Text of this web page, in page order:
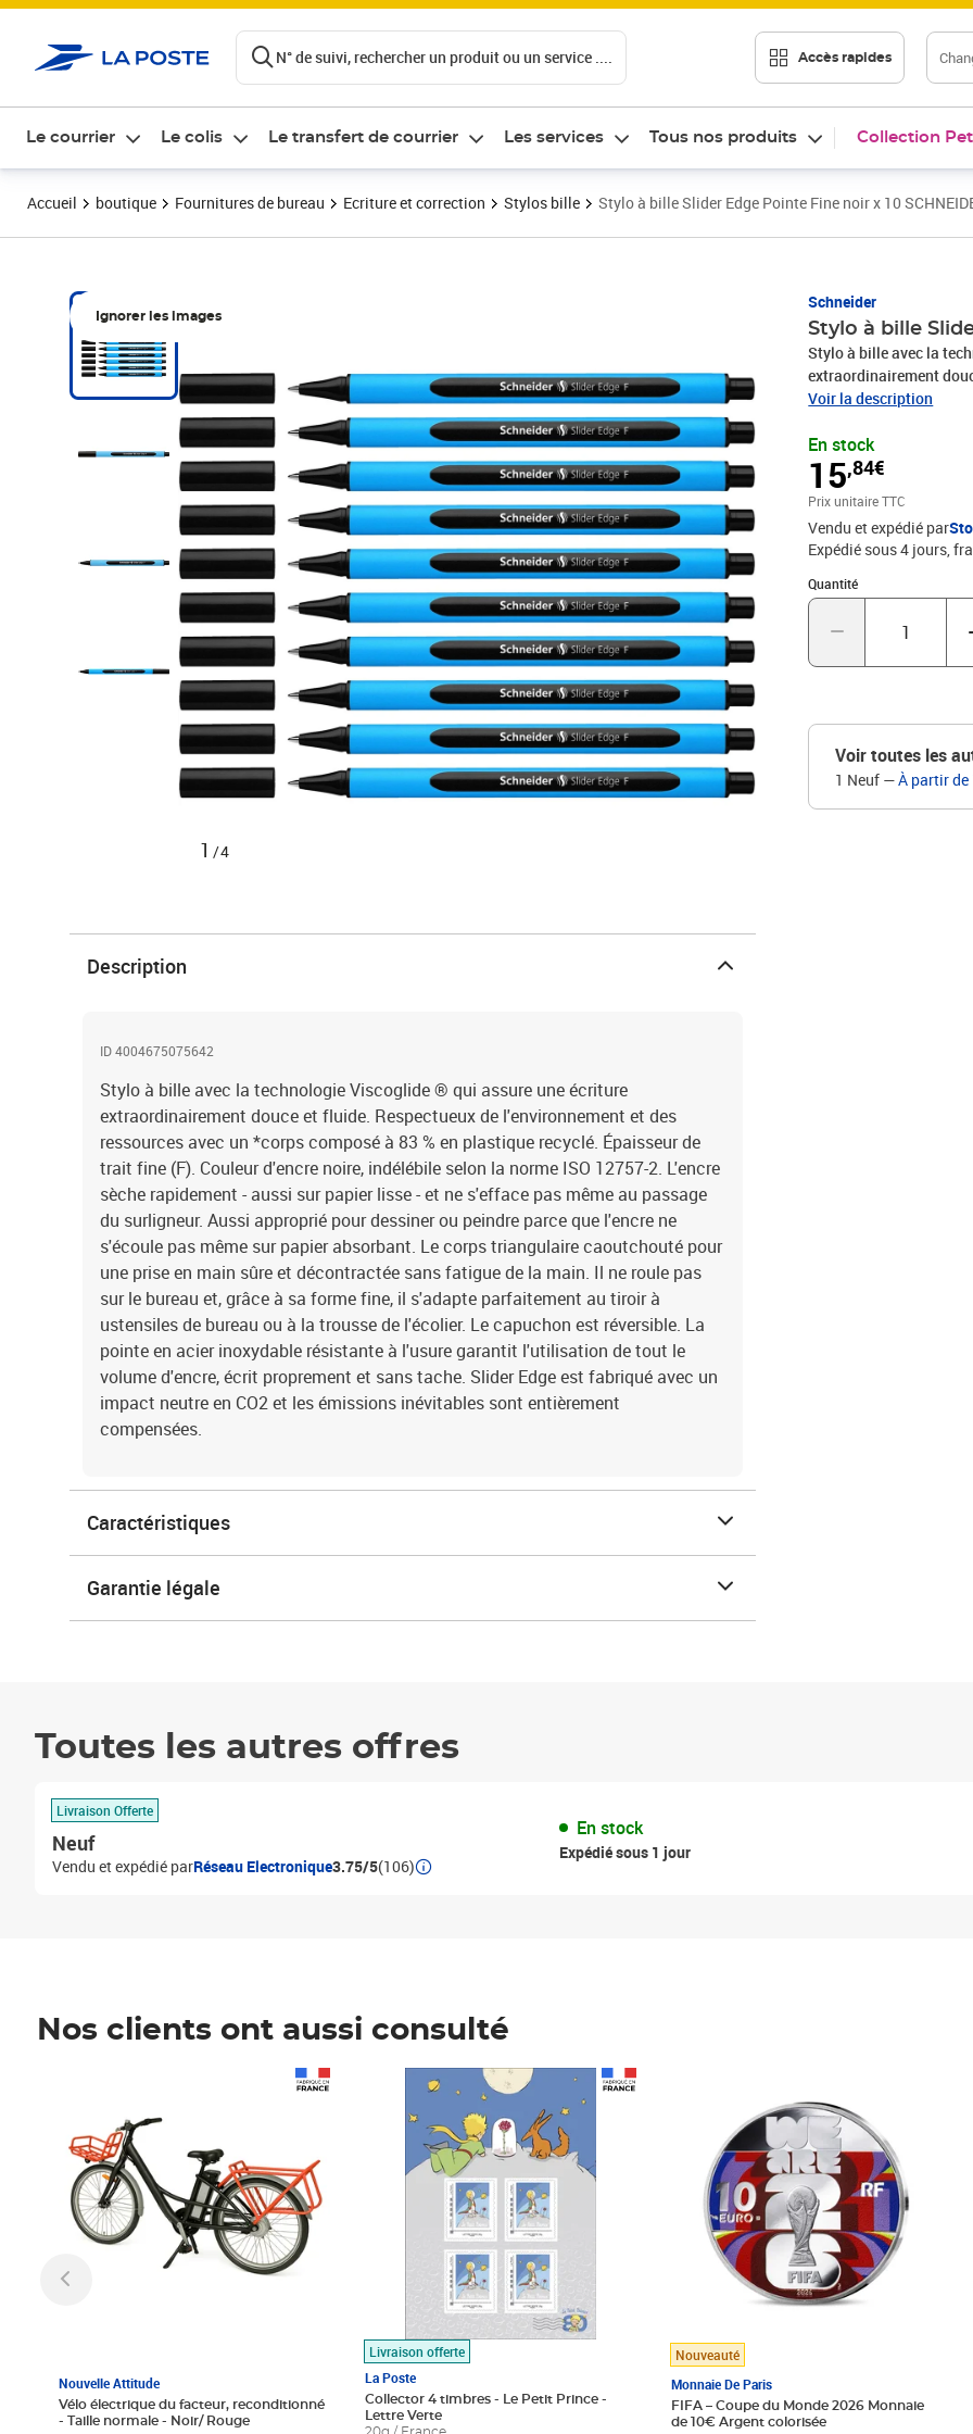
N° de suivi, rechercher un produit ou un service .... Accès rapides
Le courrier Le colis Le transfert de courrier Les services Tous nos produits Collection
Accueil boutique Fournitures de bureau Ecriture et correction Stylos bille Stylo à bille Slider Edge Pointe Fine noir x 10
Ignorer les images
1 /4
Schneider
Stylo à bille
Stylo à bille avec la
extraordinairement
avec un *corps
rapidement - aussi sur
surligneur. Aussi
même sur papier
main sûre et
grâce à sa forme fine, il
trousse de l'écolier. Le
résistante à l'usure
sans tache. Slider
inévitables sont
Voir la description
En stock
15,84€
Prix 15,84€
Prix unitaire TTC
Vendu et expédié par
Expédié sous 4 jours,
Quantité
Quantité : 1
Voir toutes les
1 Neuf —À partir de
Description
ID 4004675075642
Stylo à bille avec la technologie Viscoglide ® qui assure une écriture
extraordinairement douce et fluide. Respectueux de l'environnement et des
ressources avec un *corps composé à 83 % en plastique recyclé. Épaisseur de
trait fine (F). Couleur d'encre noire, indélébile selon la norme ISO 12757-2. L'encre
sèche rapidement - aussi sur papier lisse - et ne s'efface pas même au passage
du surligneur. Aussi approprié pour dessiner ou peindre parce que l'encre ne
s'écoule pas même sur papier absorbant. Le corps triangulaire caoutchouté pour
une prise en main sûre et décontractée sans fatigue de la main. Il ne roule pas
sur le bureau et, grâce à sa forme fine, il s'adapte parfaitement au tiroir à
ustensiles de bureau ou à la trousse de l'écolier. Le capuchon est réversible. La
pointe en acier inoxydable résistante à l'usure garantit l'utilisation de tout le
volume d'encre, écrit proprement et sans tache. Slider Edge est fabriqué avec un
impact neutre en CO2 et les émissions inévitables sont entièrement
compensées.
Caractéristiques
Garantie légale
Toutes les autres offres
Livraison Offerte
Neuf
Vendu et expédié parRéseau Electronique3.75/5(106)
En stock
Expédié sous 1 jour
Nos clients ont aussi consulté
Nouvelle Attitude
Vélo électrique du facteur, reconditionné
- Taille normale - Noir/ Rouge
Livraison offerte
La Poste
Collector 4 timbres - Le Petit Prince -
Lettre Verte
Prix 7,50€
Nouveauté
Monnaie De Paris
FIFA – Coupe du Monde 2026 Monnaie
de 10€ Argent colorisée